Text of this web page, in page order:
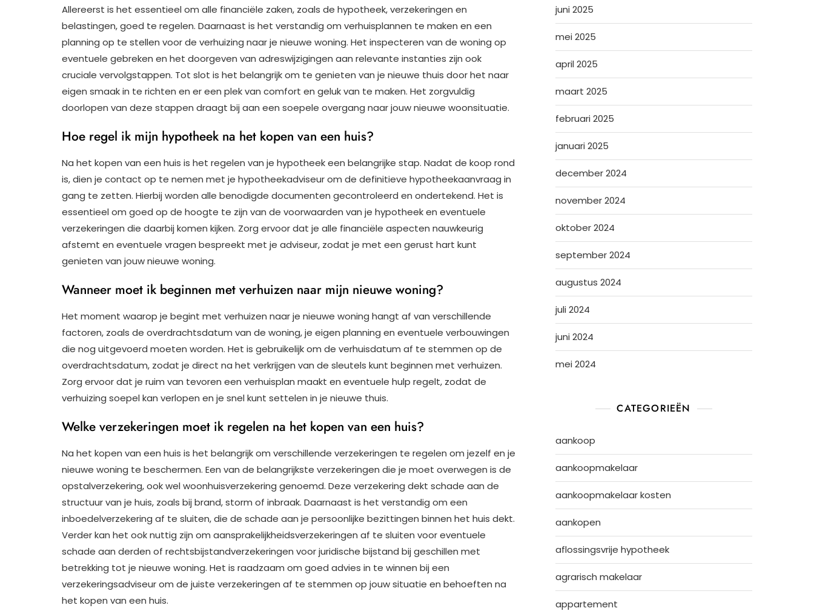
Allereerst is het essentieel om alle financiële zaken, zoals de hypotheek, verzekeringen en
belastingen, goed te regelen. Daarnaast is het verstandig om verhuisplannen te maken en een
planning op te stellen voor de verhuizing naar je nieuwe woning. Het inspecteren van de woning op
eventuele gebreken en het doorgeven van adreswijzigingen aan relevante instanties zijn ook
cruciale vervolgstappen. Tot slot is het belangrijk om te genieten van je nieuwe thuis door het naar
eigen smaak in te richten en er een plek van comfort en geluk van te maken. Het zorgvuldig
doorlopen van deze stappen draagt bij aan een soepele overgang naar jouw nieuwe woonsituatie.
Hoe regel ik mijn hypotheek na het kopen van een huis?
Na het kopen van een huis is het regelen van je hypotheek een belangrijke stap. Nadat de koop rond
is, dien je contact op te nemen met je hypotheekadviseur om de definitieve hypotheekaanvraag in
gang te zetten. Hierbij worden alle benodigde documenten gecontroleerd en ondertekend. Het is
essentieel om goed op de hoogte te zijn van de voorwaarden van je hypotheek en eventuele
verzekeringen die daarbij komen kijken. Zorg ervoor dat je alle financiële aspecten nauwkeurig
afstemt en eventuele vragen bespreekt met je adviseur, zodat je met een gerust hart kunt
genieten van jouw nieuwe woning.
Wanneer moet ik beginnen met verhuizen naar mijn nieuwe woning?
Het moment waarop je begint met verhuizen naar je nieuwe woning hangt af van verschillende
factoren, zoals de overdrachtsdatum van de woning, je eigen planning en eventuele verbouwingen
die nog uitgevoerd moeten worden. Het is gebruikelijk om de verhuisdatum af te stemmen op de
overdrachtsdatum, zodat je direct na het verkrijgen van de sleutels kunt beginnen met verhuizen.
Zorg ervoor dat je ruim van tevoren een verhuisplan maakt en eventuele hulp regelt, zodat de
verhuizing soepel kan verlopen en je snel kunt settelen in je nieuwe thuis.
Welke verzekeringen moet ik regelen na het kopen van een huis?
Na het kopen van een huis is het belangrijk om verschillende verzekeringen te regelen om jezelf en je
nieuwe woning te beschermen. Een van de belangrijkste verzekeringen die je moet overwegen is de
opstalverzekering, ook wel woonhuisverzekering genoemd. Deze verzekering dekt schade aan de
structuur van je huis, zoals bij brand, storm of inbraak. Daarnaast is het verstandig om een
inboedelverzekering af te sluiten, die de schade aan je persoonlijke bezittingen binnen het huis dekt.
Verder kan het ook nuttig zijn om aansprakelijkheidsverzekeringen af te sluiten voor eventuele
schade aan derden of rechtsbijstandverzekeringen voor juridische bijstand bij geschillen met
betrekking tot je nieuwe woning. Het is raadzaam om goed advies in te winnen bij een
verzekeringsadviseur om de juiste verzekeringen af te stemmen op jouw situatie en behoeften na
het kopen van een huis.
juni 2025
mei 2025
april 2025
maart 2025
februari 2025
januari 2025
december 2024
november 2024
oktober 2024
september 2024
augustus 2024
juli 2024
juni 2024
mei 2024
CATEGORIEËN
aankoop
aankoopmakelaar
aankoopmakelaar kosten
aankopen
aflossingsvrije hypotheek
agrarisch makelaar
appartement